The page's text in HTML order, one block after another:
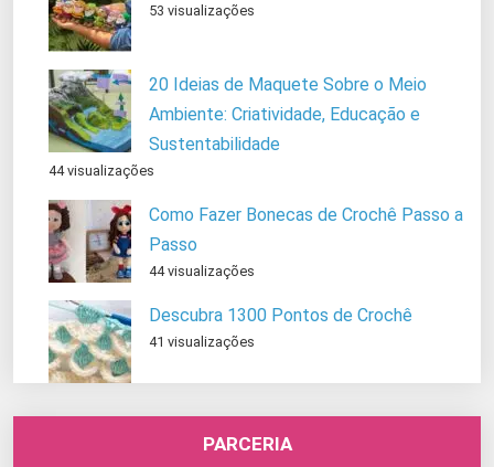
53 visualizações
20 Ideias de Maquete Sobre o Meio
Ambiente: Criatividade, Educação e
Sustentabilidade
44 visualizações
Como Fazer Bonecas de Crochê Passo a
Passo
44 visualizações
Descubra 1300 Pontos de Crochê
41 visualizações
PARCERIA